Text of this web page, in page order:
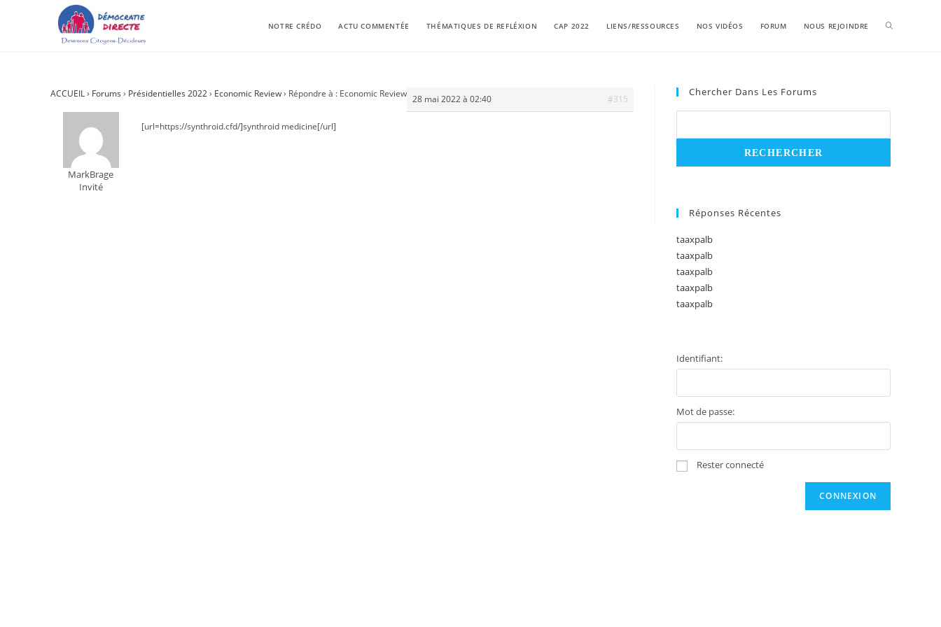
NOTRE CRÉDO ACTU COMMENTÉE THÉMATIQUES DE REFLÉXION CAP 2022 LIENS/RESSOURCES NOS VIDÉOS FORUM NOUS REJOINDRE
ACCUEIL› Forums › Présidentielles 2022› Economic Review› Répondre à : Economic Review 28 mai 2022 à 02:40 #315
MarkBrage
Invité
[url=https://synthroid.cfd/]synthroid medicine[/url]
Chercher Dans Les Forums
Réponses Récentes
taaxpalb
taaxpalb
taaxpalb
taaxpalb
taaxpalb
Identifiant:
Mot de passe:
Rester connecté
CONNEXION